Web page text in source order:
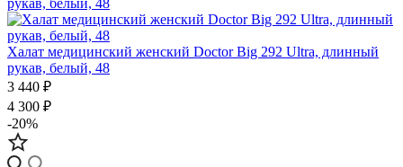
Халат медицинский женский Doctor Big 292 Ultra, длинный
рукав, белый, 48
3 440 ₽
4 300 ₽
-20%